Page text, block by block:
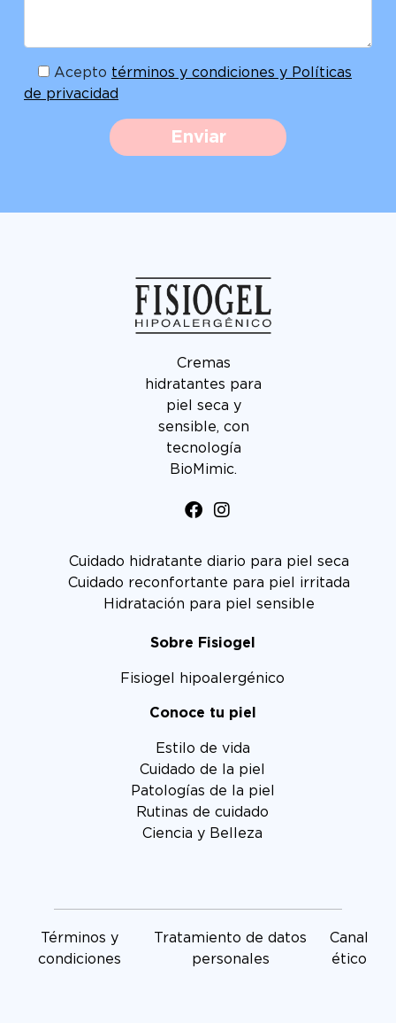
Acepto términos y condiciones y Políticas
de privacidad
Cremas
hidratantes para
piel seca y
sensible, con
tecnología
BioMimic.
Cuidado hidratante diario para piel seca
Cuidado reconfortante para piel irritada
Hidratación para piel sensible
Sobre Fisiogel
Fisiogel hipoalergénico
Conoce tu piel
Estilo de vida
Cuidado de la piel
Patologías de la piel
Rutinas de cuidado
Ciencia y Belleza
Términos y
condiciones
Tratamiento de datos
personales
Canal
ético